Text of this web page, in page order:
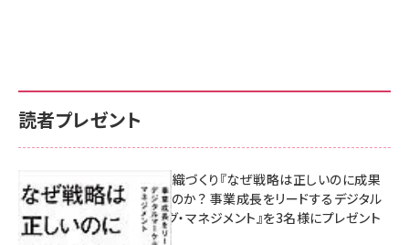
読者プレゼント
成果を生む組織づくり『なぜ戦略は正しいのに成果
があがらないのか？ 事業成長をリードするデジタル
マーケティング・マネジメント』を3名様にプレゼント
8月7日 10:00